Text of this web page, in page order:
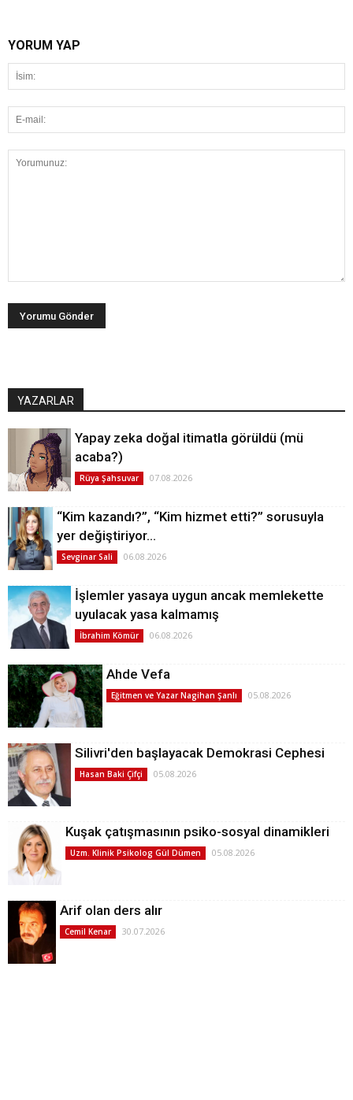
YORUM YAP
YAZARLAR
Yapay zeka doğal itimatla görüldü (mü
acaba?)
Rüya Şahsuvar 07.08.2026
“Kim kazandı?”, “Kim hizmet etti?” sorusuyla
yer değiştiriyor…
Sevginar Sali 06.08.2026
İşlemler yasaya uygun ancak memlekette
uyulacak yasa kalmamış
İbrahim Kömür 06.08.2026
Ahde Vefa
Eğitmen ve Yazar Nagihan Şanlı 05.08.2026
Silivri'den başlayacak Demokrasi Cephesi
Hasan Baki Çifçi 05.08.2026
Kuşak çatışmasının psiko-sosyal dinamikleri
Uzm. Klinik Psikolog Gül Dümen 05.08.2026
Arif olan ders alır
Cemil Kenar 30.07.2026